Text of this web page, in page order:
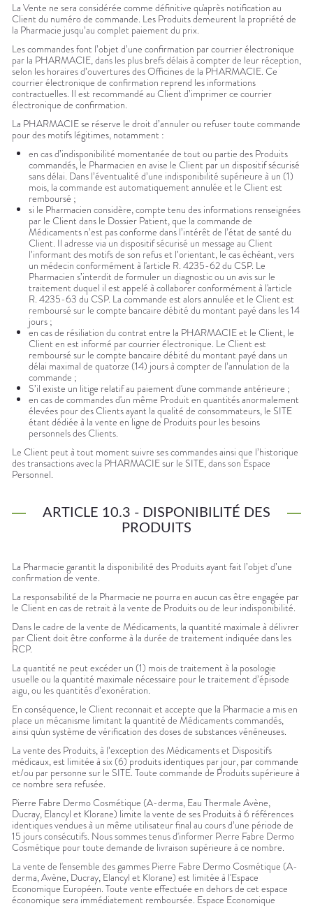
La Vente ne sera considérée comme définitive qu'après notification au
Client du numéro de commande. Les Produits demeurent la propriété de
la Pharmacie jusqu’au complet paiement du prix.
Les commandes font l’objet d’une confirmation par courrier électronique
par la PHARMACIE, dans les plus brefs délais à compter de leur réception,
selon les horaires d’ouvertures des Officines de la PHARMACIE. Ce
courrier électronique de confirmation reprend les informations
contractuelles. Il est recommandé au Client d’imprimer ce courrier
électronique de confirmation.
La PHARMACIE se réserve le droit d’annuler ou refuser toute commande
pour des motifs légitimes, notamment :
en cas d’indisponibilité momentanée de tout ou partie des Produits
commandés, le Pharmacien en avise le Client par un dispositif sécurisé
sans délai. Dans l’éventualité d’une indisponibilité supérieure à un (1)
mois, la commande est automatiquement annulée et le Client est
remboursé ;
si le Pharmacien considère, compte tenu des informations renseignées
par le Client dans le Dossier Patient, que la commande de
Médicaments n’est pas conforme dans l’intérêt de l’état de santé du
Client. Il adresse via un dispositif sécurisé un message au Client
l’informant des motifs de son refus et l’orientant, le cas échéant, vers
un médecin conformément à l'article R. 4235-62 du CSP. Le
Pharmacien s’interdit de formuler un diagnostic ou un avis sur le
traitement duquel il est appelé à collaborer conformément à l'article
R. 4235-63 du CSP. La commande est alors annulée et le Client est
remboursé sur le compte bancaire débité du montant payé dans les 14
jours ;
en cas de résiliation du contrat entre la PHARMACIE et le Client, le
Client en est informé par courrier électronique. Le Client est
remboursé sur le compte bancaire débité du montant payé dans un
délai maximal de quatorze (14) jours à compter de l’annulation de la
commande ;
S’il existe un litige relatif au paiement d'une commande antérieure ;
en cas de commandes d'un même Produit en quantités anormalement
élevées pour des Clients ayant la qualité de consommateurs, le SITE
étant dédiée à la vente en ligne de Produits pour les besoins
personnels des Clients.
Le Client peut à tout moment suivre ses commandes ainsi que l’historique
des transactions avec la PHARMACIE sur le SITE, dans son Espace
Personnel.
ARTICLE 10.3 - DISPONIBILITÉ DES
PRODUITS
La Pharmacie garantit la disponibilité des Produits ayant fait l’objet d’une
confirmation de vente.
La responsabilité de la Pharmacie ne pourra en aucun cas être engagée par
le Client en cas de retrait à la vente de Produits ou de leur indisponibilité.
Dans le cadre de la vente de Médicaments, la quantité maximale à délivrer
par Client doit être conforme à la durée de traitement indiquée dans les
RCP.
La quantité ne peut excéder un (1) mois de traitement à la posologie
usuelle ou la quantité maximale nécessaire pour le traitement d’épisode
aigu, ou les quantités d’exonération.
En conséquence, le Client reconnait et accepte que la Pharmacie a mis en
place un mécanisme limitant la quantité de Médicaments commandés,
ainsi qu'un système de vérification des doses de substances vénéneuses.
La vente des Produits, à l’exception des Médicaments et Dispositifs
médicaux, est limitée à six (6) produits identiques par jour, par commande
et/ou par personne sur le SITE. Toute commande de Produits supérieure à
ce nombre sera refusée.
Pierre Fabre Dermo Cosmétique (A-derma, Eau Thermale Avène,
Ducray, Elancyl et Klorane) limite la vente de ses Produits à 6 références
identiques vendues à un même utilisateur final au cours d’une période de
15 jours consécutifs. Nous sommes tenus d'informer Pierre Fabre Dermo
Cosmétique pour toute demande de livraison supérieure à ce nombre.
La vente de l'ensemble des gammes Pierre Fabre Dermo Cosmétique (A-
derma, Avène, Ducray, Elancyl et Klorane) est limitée à l'Espace
Economique Européen. Toute vente effectuée en dehors de cet espace
économique sera immédiatement remboursée. Espace Economique